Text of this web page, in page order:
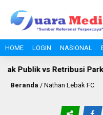
HOME LOGIN NASIONAL
Publik vs Retribusi
Beranda / Nathan Lebak FC